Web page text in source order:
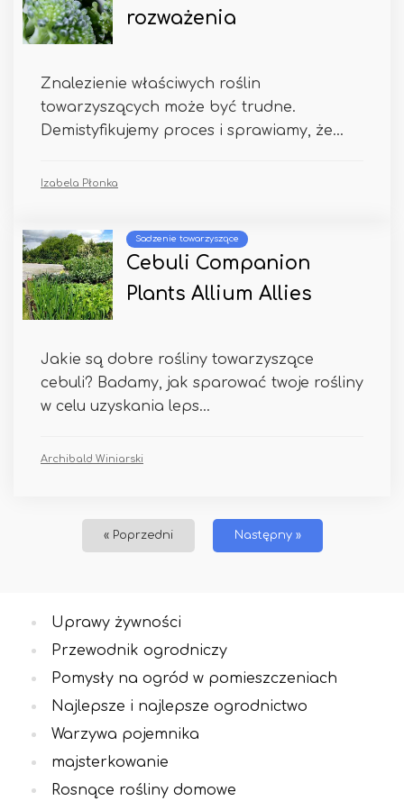
rozważenia
Znalezienie właściwych roślin
towarzyszących może być trudne.
Demistyfikujemy proces i sprawiamy, że...
Izabela Płonka
Sadzenie towarzyszące
Cebuli Companion
Plants Allium Allies
Jakie są dobre rośliny towarzyszące
cebuli? Badamy, jak sparować twoje rośliny
w celu uzyskania leps...
Archibald Winiarski
« Poprzedni Następny »
Uprawy żywności
Przewodnik ogrodniczy
Pomysły na ogród w pomieszczeniach
Najlepsze i najlepsze ogrodnictwo
Warzywa pojemnika
majsterkowanie
Rosnące rośliny domowe